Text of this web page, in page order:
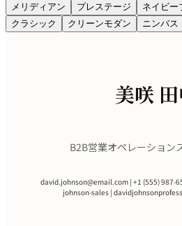
メリディアン
プレステージ ネイビー
クラシック
クリーンモダン ニンバス
美咲
B2B営業オペレーション
david.johnson@email.com| +1 (555) 987-
johnson-sales |